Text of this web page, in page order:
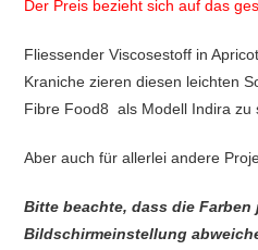
Der Preis bezieht sich auf das
Fliessender Viscosestoff in
Kraniche zieren diesen leichten
Fibre Food8 als Modell Indira zu
Aber auch für allerlei andere
Bitte beachte, dass die Farben
Bildschirmeinstellung